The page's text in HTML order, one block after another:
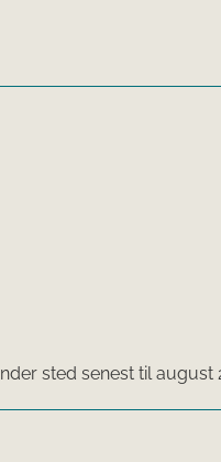
sted senest til august